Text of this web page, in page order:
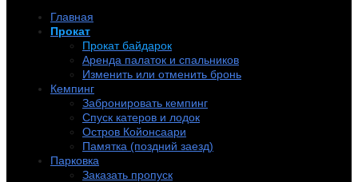
Главная
Прокат
Прокат байдарок
Аренда палаток и спальников
Изменить или отменить бронь
Кемпинг
Забронировать кемпинг
Спуск катеров и лодок
Остров Койонсаари
Памятка (поздний заезд)
Парковка
Заказать пропуск